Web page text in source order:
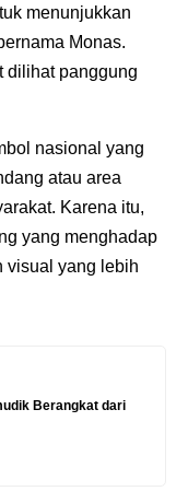
menunjukkan
Monas.
dilihat panggung
nasional yang
atau area
Karena itu,
yang menghadap
visual yang lebih
Berangkat dari